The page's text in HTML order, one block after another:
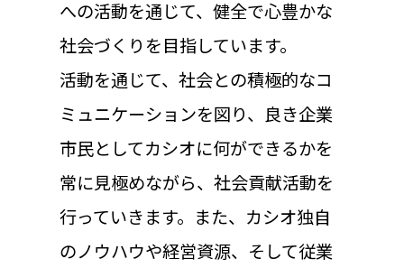
への活動を通じて、健全で心豊かな
社会づくりを目指しています。
活動を通じて、社会との積極的なコ
ミュニケーションを図り、良き企業
市民としてカシオに何ができるかを
常に見極めながら、社会貢献活動を
行っていきます。また、カシオ独自
のノウハウや経営資源、そして従業